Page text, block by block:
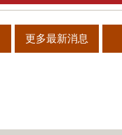
更多最新消息